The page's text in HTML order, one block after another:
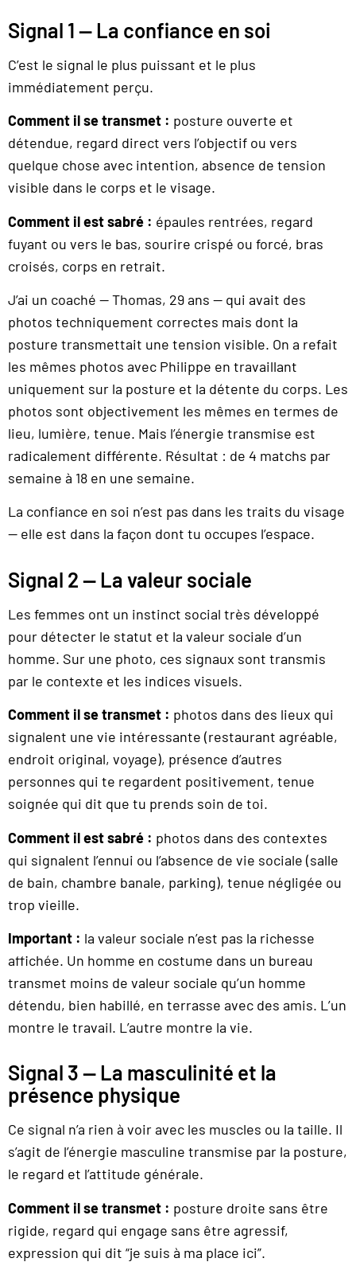
Signal 1 — La confiance en soi
C’est le signal le plus puissant et le plus
immédiatement perçu.
Comment il se transmet : posture ouverte et
détendue, regard direct vers l’objectif ou vers
quelque chose avec intention, absence de tension
visible dans le corps et le visage.
Comment il est sabré : épaules rentrées, regard
fuyant ou vers le bas, sourire crispé ou forcé, bras
croisés, corps en retrait.
J’ai un coaché — Thomas, 29 ans — qui avait des
photos techniquement correctes mais dont la
posture transmettait une tension visible. On a refait
les mêmes photos avec Philippe en travaillant
uniquement sur la posture et la détente du corps. Les
photos sont objectivement les mêmes en termes de
lieu, lumière, tenue. Mais l’énergie transmise est
radicalement différente. Résultat : de 4 matchs par
semaine à 18 en une semaine.
La confiance en soi n’est pas dans les traits du visage
— elle est dans la façon dont tu occupes l’espace.
Signal 2 — La valeur sociale
Les femmes ont un instinct social très développé
pour détecter le statut et la valeur sociale d’un
homme. Sur une photo, ces signaux sont transmis
par le contexte et les indices visuels.
Comment il se transmet : photos dans des lieux qui
signalent une vie intéressante (restaurant agréable,
endroit original, voyage), présence d’autres
personnes qui te regardent positivement, tenue
soignée qui dit que tu prends soin de toi.
Comment il est sabré : photos dans des contextes
qui signalent l’ennui ou l’absence de vie sociale (salle
de bain, chambre banale, parking), tenue négligée ou
trop vieille.
Important : la valeur sociale n’est pas la richesse
affichée. Un homme en costume dans un bureau
transmet moins de valeur sociale qu’un homme
détendu, bien habillé, en terrasse avec des amis. L’un
montre le travail. L’autre montre la vie.
Signal 3 — La masculinité et la
présence physique
Ce signal n’a rien à voir avec les muscles ou la taille. Il
s’agit de l’énergie masculine transmise par la posture,
le regard et l’attitude générale.
Comment il se transmet : posture droite sans être
rigide, regard qui engage sans être agressif,
expression qui dit “je suis à ma place ici”.